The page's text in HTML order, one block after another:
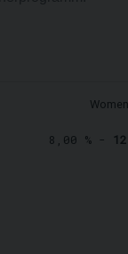
8,00 % -